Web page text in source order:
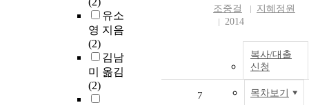
유소
영 지음
(2)
김남
미 옮김
(2)
조중걸
지혜정원
2014
복사/대출
신청
목차보기
7